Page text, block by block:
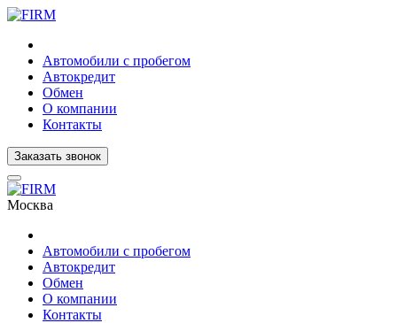
Автомобили с пробегом
Автокредит
Обмен
О компании
Контакты
Заказать звонок
Москва
Автомобили с пробегом
Автокредит
Обмен
О компании
Контакты